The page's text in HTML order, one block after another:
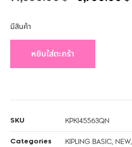
มีสินค้า
หยิบใส่ตะกร้า
SKU KPKI45563QN
Categories KIPLING BASIC, NEW,